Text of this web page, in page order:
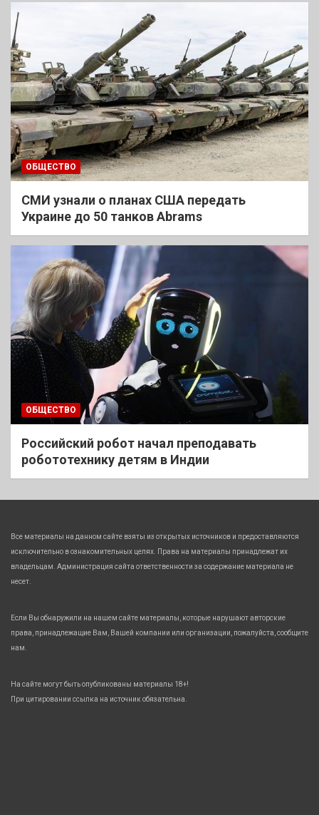
ОБЩЕСТВО
СМИ узнали о планах США передать
Украине до 50 танков Abrams
ОБЩЕСТВО
Российский робот начал преподавать
робототехнику детям в Индии
Все материалы на данном сайте взяты из открытых источников и предоставляются
исключительно в ознакомительных целях. Права на материалы принадлежат их
владельцам. Администрация сайта ответственности за содержание материала не
несет.
Если Вы обнаружили на нашем сайте материалы, которые нарушают авторские
права, принадлежащие Вам, Вашей компании или организации, пожалуйста, сообщите
нам.
На сайте могут быть опубликованы материалы 18+!
При цитировании ссылка на источник обязательна.